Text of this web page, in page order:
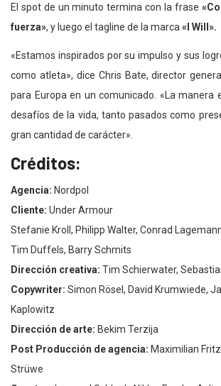
El spot de un minuto termina con la frase
fuerza», y luego el tagline de la marca «I Will».
«Estamos inspirados por su impulso y sus
como atleta», dice Chris Bate, director
para Europa en un comunicado. «La manera
desafíos de la vida, tanto pasados ​​como
gran cantidad de carácter».
Créditos:
Agencia: Nordpol
Cliente: Under Armour
Stefanie Kroll, Philipp Walter, Conrad
Tim Duffels, Barry Schmits
Dirección creativa: Tim Schierwater,
Copywriter: Simon Rösel, David Krumwiede,
Kaplowitz
Dirección de arte: Bekim Terzija
Post Producción de agencia: Maximilian
Strüwe